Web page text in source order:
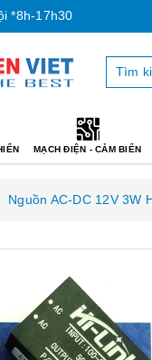
*8h-17h30
MẠCH ĐIỆN - CẢM BIẾN
Nguồn AC-DC 12V 3W